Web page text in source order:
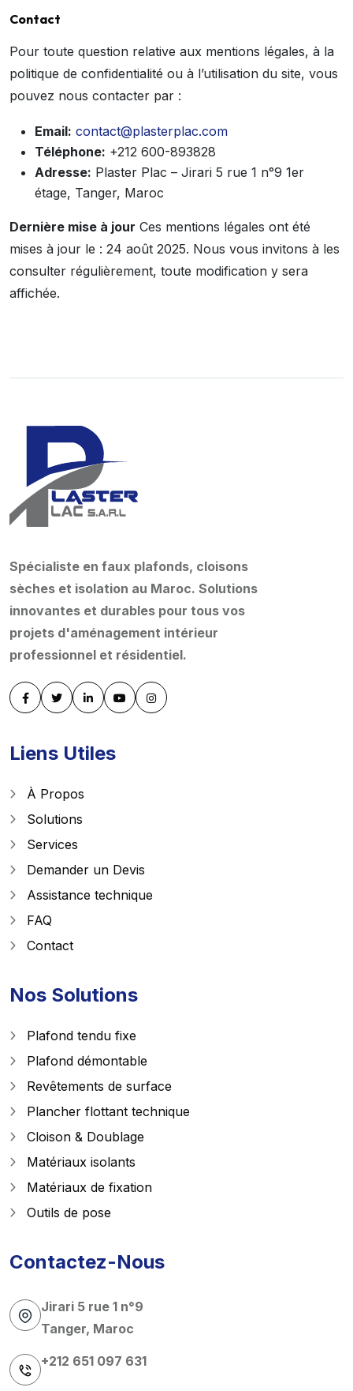
Contact
Pour toute question relative aux mentions légales, à la
politique de confidentialité ou à l’utilisation du site, vous
pouvez nous contacter par :
Email: contact@plasterplac.com
Téléphone: +212 600-893828
Adresse: Plaster Plac – Jirari 5 rue 1 n°9 1er
étage, Tanger, Maroc
Dernière mise à jour Ces mentions légales ont été
mises à jour le : 24 août 2025. Nous vous invitons à les
consulter régulièrement, toute modification y sera
affichée.
Spécialiste en faux plafonds, cloisons
sèches et isolation au Maroc. Solutions
innovantes et durables pour tous vos
projets d'aménagement intérieur
professionnel et résidentiel.
Liens Utiles
À Propos
Solutions
Services
Demander un Devis
Assistance technique
FAQ
Contact
Nos Solutions
Plafond tendu fixe
Plafond démontable
Revêtements de surface
Plancher flottant technique
Cloison & Doublage
Matériaux isolants
Matériaux de fixation
Outils de pose
Contactez-Nous
Jirari 5 rue 1 n°9
Tanger, Maroc
+212 651 097 631